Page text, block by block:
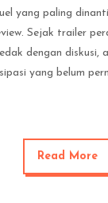
yang paling
Sejak trailer
dengan diskusi,
yang belum
Read More